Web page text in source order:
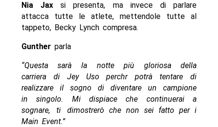
Nia Jaxsi presenta, ma invece di parlare
attacca tutte le atlete, mettendole tutte al
tappeto, Becky Lynch compresa.
Gunther parla
“Questa sarà la notte più gloriosa della
carriera di Jey Uso perchr potrà tentare di
realizzare il sogno di diventare un campione
in singolo. Mi dispiace che continuerai a
sognare, ti dimostrerò che non sei fatto per i
Main Event.”